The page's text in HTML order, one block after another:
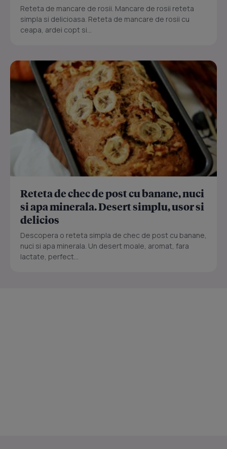
Reteta de mancare de rosii. Mancare de rosii reteta
simpla si delicioasa. Reteta de mancare de rosii cu
ceapa, ardei copt si...
Reteta de chec de post cu banane, nuci
si apa minerala. Desert simplu, usor si
delicios
Descopera o reteta simpla de chec de post cu banane,
nuci si apa minerala. Un desert moale, aromat, fara
lactate, perfect...